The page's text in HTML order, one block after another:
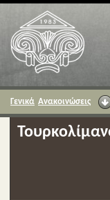
Γενικά Ανακοινώσεις